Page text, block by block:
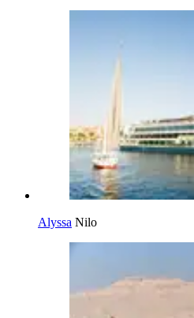
Alyssa Nilo